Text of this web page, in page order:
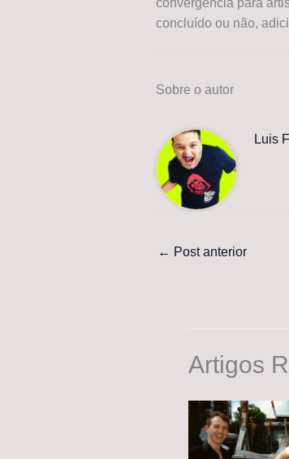
convergência para
concluído ou não,
Sobre o autor
Luis
← Post anterior
Artigos